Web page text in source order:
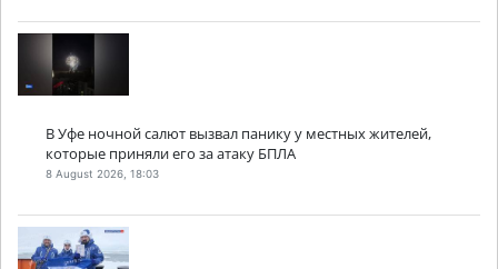
В Уфе ночной салют вызвал панику у местных жителей,
которые приняли его за атаку БПЛА
8 August 2026, 18:03